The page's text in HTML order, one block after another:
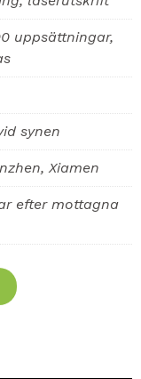
uppsättningar,
synen
Xiamen
efter mottagna